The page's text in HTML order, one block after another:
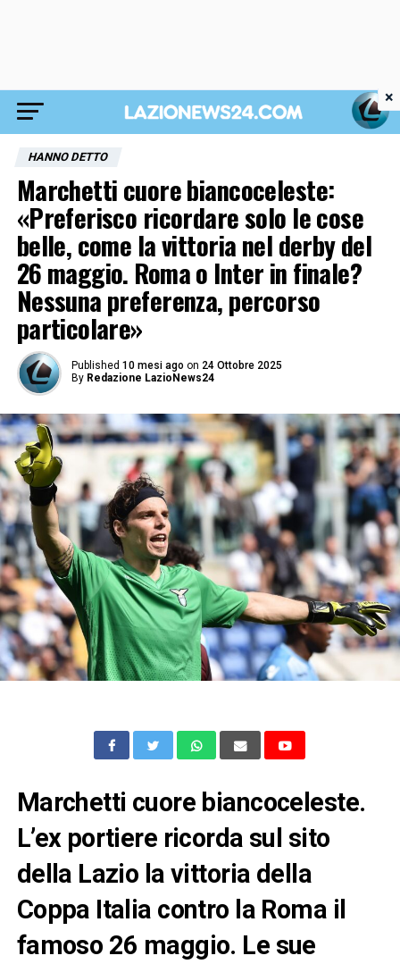
HANNO DETTO
Marchetti cuore biancoceleste:
«Preferisco ricordare solo le cose
belle, come la vittoria nel derby del
26 maggio. Roma o Inter in finale?
Nessuna preferenza, percorso
particolare»
Published 10 mesi ago on 24 Ottobre 2025
By Redazione LazioNews24
Marchetti cuore biancoceleste.
L’ex portiere ricorda sul sito
della Lazio la vittoria della
Coppa Italia contro la Roma il
famoso 26 maggio. Le sue
×